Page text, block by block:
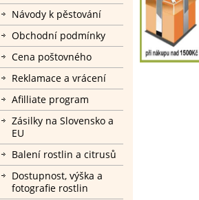
Návody k pěstování
Obchodní podmínky
Cena poštovného
Reklamace a vrácení
Afilliate program
Zásilky na Slovensko a
EU
Balení rostlin a citrusů
Dostupnost, výška a
fotografie rostlin